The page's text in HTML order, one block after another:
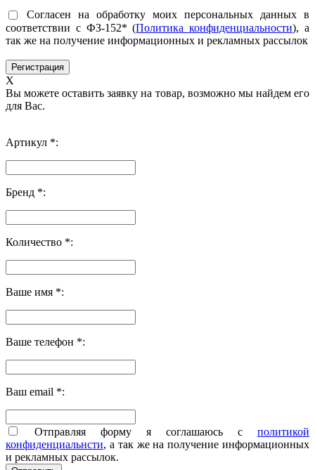
Согласен на обработку моих персональных данных в
соответствии с ФЗ-152* (Политика конфиденциальности), а
так же на получение информационных и рекламных рассылок
X
Вы можете оставить заявку на товар, возможно мы найдем его
для Вас.
Артикул *:
Бренд *:
Количество *:
Ваше имя *:
Ваше телефон *:
Ваш email *:
Отправляя форму я соглашаюсь с политикой
конфиденциальнсти, а так же на получение информационных
и рекламных рассылок.